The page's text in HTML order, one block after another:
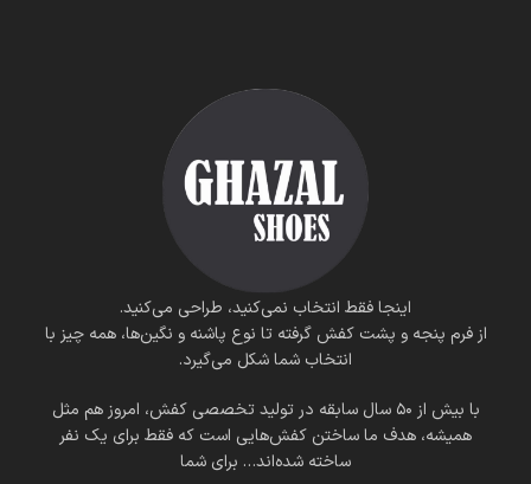
اینجا فقط انتخاب نمی‌کنید، طراحی می‌کنید.
از فرم پنجه و پشت کفش گرفته تا نوع پاشنه و نگین‌ها، همه چیز با
انتخاب شما شکل می‌گیرد.
با بیش از ۵۰ سال سابقه در تولید تخصصی کفش، امروز هم مثل
همیشه، هدف ما ساختن کفش‌هایی است که فقط برای یک نفر
ساخته شده‌اند… برای شما